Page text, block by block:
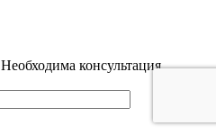
консультация